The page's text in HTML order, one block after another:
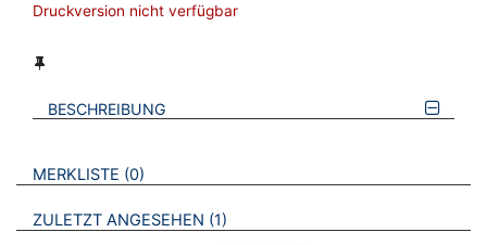
Druckversion nicht verfügbar
BESCHREIBUNG
VERWEISE AUF VERMERKTE- ODER ZULETZT ANGESEHENE
MERKLISTE 0 BROSCHÜREN
ZULETZT ANGESEHEN 1 BROSCHÜREN